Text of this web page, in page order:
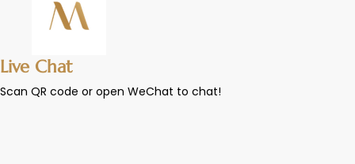
Live Chat
Scan QR code or open WeChat to chat!